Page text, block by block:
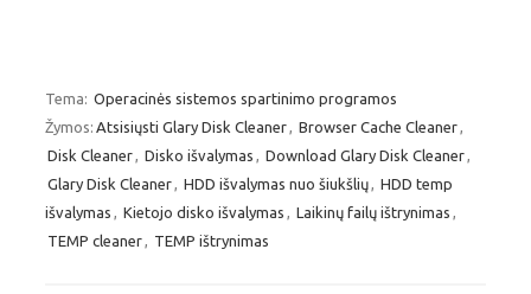
Tema: Operacinės sistemos spartinimo programos
Žymos: Atsisiųsti Glary Disk Cleaner Browser Cache Cleaner
Disk Cleaner
Disko išvalymas Download Glary Disk Cleaner
Glary Disk Cleaner
HDD išvalymas nuo šiukšlių
HDD temp
išvalymas
Kietojo disko išvalymas Laikinų failų ištrynimas
TEMP cleaner
TEMP ištrynimas